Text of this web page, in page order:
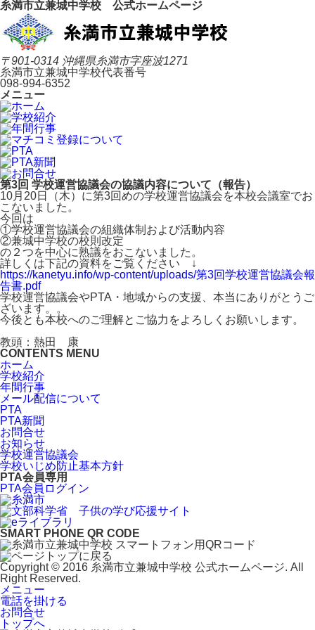
糸満市立兼城中学校 公式ホームページ
〒901-0314 沖縄県糸満市字座波1271
糸満市立兼城中学校代表番号
098-994-6352
メニュー
第3回 学校運営協議会の協議内容について（報告）
10月20日（木）に第3回めの学校運営協議会を本校会議室でお
こないました。
今回は
①学校運営協議会の組織体制および活動内容
②兼城中学校の校則改定
の２つを中心に熟議をおこないました。
詳しくは下記の資料をご覧ください ↓
https://kanetyu.info/wp-content/uploads/第3回学校運営協議会報
告書.pdf
学校運営協議会やPTA・地域からの支援、本当にありがとうご
ざいます。。
今後とも本校へのご理解とご協力をよろしくお願いします。
教頭：熱田 康
CONTENTS MENU
ホーム
学校紹介
年間行事
メール配信について
PTA
PTA新聞
お問合せ
お知らせ
学校運営協議会
学校いじめ防止基本方針
PTA会員専用
PTA会員ログイン
SMART PHONE QR CODE
Copyright © 2016 糸満市立兼城中学校 公式ホームページ. All
Right Reserved.
メニュー
電話を掛ける
お問合せ
トップへ